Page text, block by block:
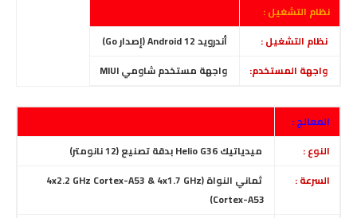
نظام التشغيل :
نظام التشغيل :
أندرويد Android 12 (إصدار Go)
واجهة المستخدم: واجهة مستخدم شاوميMIUI
المعالج :
النوع :
ميدياتيك Helio G36 بدقة تصنيع (12 نانومتر)
السرعة :
ثماني النواة (4x2.2 GHz Cortex-A53 & 4x1.7 GHz
Cortex-A53)